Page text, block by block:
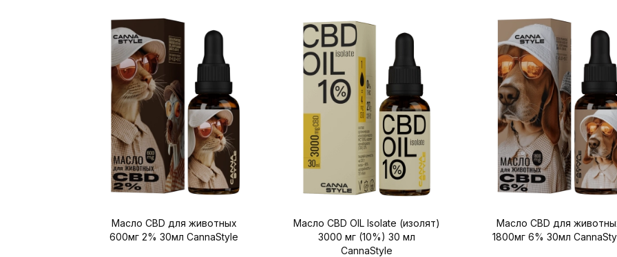
Масло CBD для животных
600мг 2% 30мл CannaStyle
Масло CBD OIL Isolate (изолят)
3000 мг (10%) 30 мл
CannaStyle
Масло CBD для
1800мг 6% 30мл